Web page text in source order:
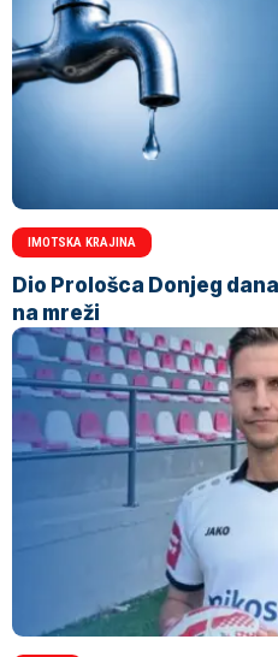
IMOTSKA KRAJINA
Dio Prološca Donjeg
na mreži